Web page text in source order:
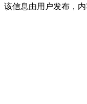
该信息由用户发布，